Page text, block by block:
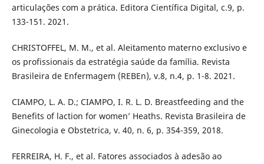
articulações com a prática. Editora Científica Digital, c.9, p.
133-151. 2021.
CHRISTOFFEL, M. M., et al. Aleitamento materno exclusivo e
os profissionais da estratégia saúde da família. Revista
Brasileira de Enfermagem (REBEn), v.8, n.4, p. 1-8. 2021.
CIAMPO, L. A. D.; CIAMPO, I. R. L. D. Breastfeeding and the
Benefits of laction for women’ Heaths. Revista Brasileira de
Ginecologia e Obstetrica, v. 40, n. 6, p. 354-359, 2018.
FERREIRA, H. F., et al. Fatores associados à adesão ao